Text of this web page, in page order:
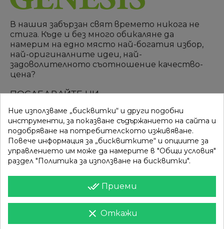
В нашия забързан свят времето никога не
стига. Къде и без много обикаляне да
намерим на едно място най-богатия избор,
най-оригиналните идеи, най-
задоволителното съотношение качество-
цена?
ПОСЛЕДВАЙТЕ НИ
ВРЪЗКИ
Вход
КАТЕГОРИИ
Разпродажба
Най-продавани
Ние използваме „бисквитки“ и други подобни
инструменти, за показване съдържанието на сайта и
подобряване на потребителското изживяване.
Повече информация за „бисквитките“ и опциите за
управлението им може да намерите в "Общи условия"
раздел "Политика за използване на бисквитки".
done_all Приеми
clear Откажи